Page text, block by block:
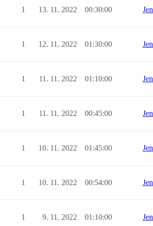
1 13. 11. 2022 00:30:00
1 12. 11. 2022 01:30:00
1 11. 11. 2022 01:10:00
1 11. 11. 2022 00:45:00
1 10. 11. 2022 01:45:00
1 10. 11. 2022 00:54:00
1 9. 11. 2022 01:10:00